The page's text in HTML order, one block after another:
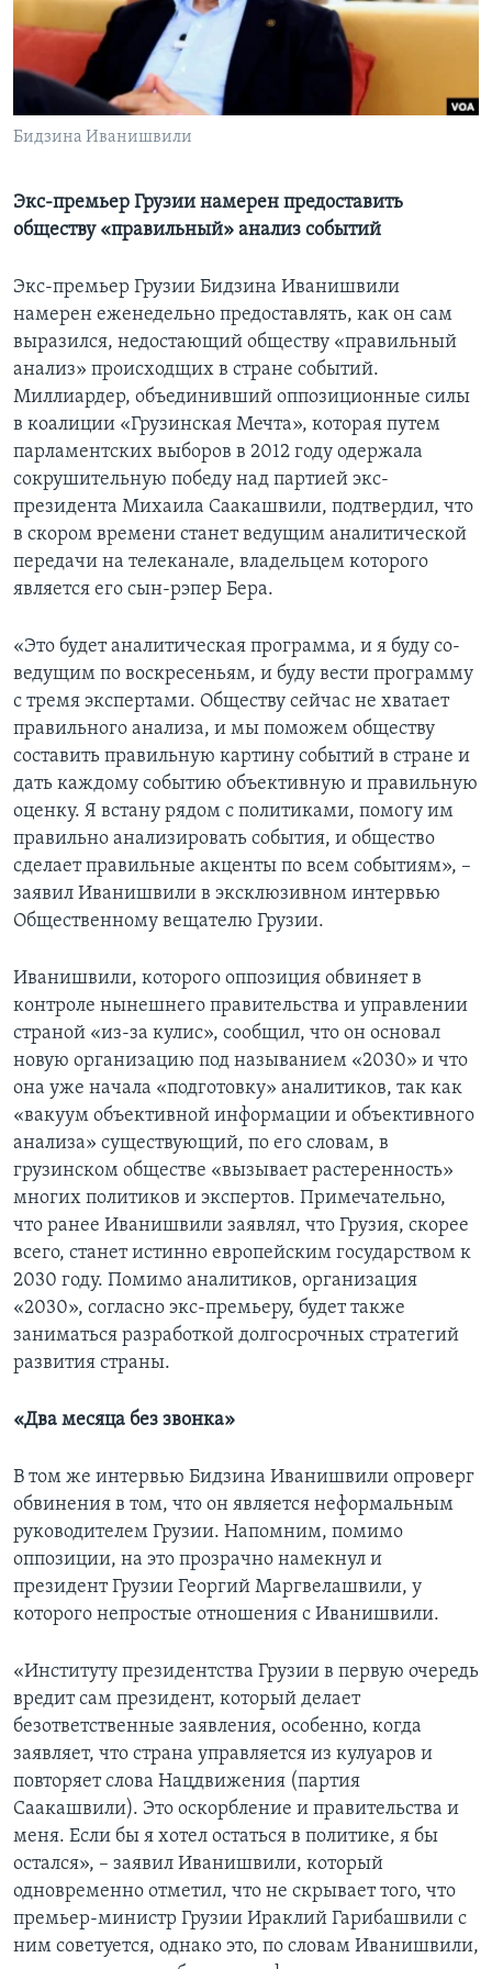
Learning English
СОЦИАЛЬНЫЕ СЕТИ
Языки
Бидзина Иванишвили
Экс-премьер Грузии намерен предоставить
обществу «правильный» анализ событий
Экс-премьер Грузии Бидзина Иванишвили
намерен еженедельно предоставлять, как он сам
выразился, недостающий обществу «правильный
анализ» происходщих в стране событий.
Миллиардер, объединивший оппозиционные силы
в коалиции «Грузинская Мечта», которая путем
парламентских выборов в 2012 году одержала
сокрушительную победу над партией экс-
президента Михаила Саакашвили, подтвердил, что
в скором времени станет ведущим аналитической
передачи на телеканале, владельцем которого
является его сын-рэпер Бера.
«Это будет аналитическая программа, и я буду со-
ведущим по воскресеньям, и буду вести программу
с тремя экспертами. Обществу сейчас не хватает
правильного анализа, и мы поможем обществу
составить правильную картину событий в стране и
дать каждому событию объективную и правильную
оценку. Я встану рядом с политиками, помогу им
правильно анализировать события, и общество
сделает правильные акценты по всем событиям», –
заявил Иванишвили в эксклюзивном интервью
Общественному вещателю Грузии.
Иванишвили, которого оппозиция обвиняет в
контроле нынешнего правительства и управлении
страной «из-за кулис», сообщил, что он основал
новую организацию под называнием «2030» и что
она уже начала «подготовку» аналитиков, так как
«вакуум объективной информации и объективного
анализа» существующий, по его словам, в
грузинском обществе «вызывает растеренность»
многих политиков и экспертов. Примечательно,
что ранее Иванишвили заявлял, что Грузия, скорее
всего, станет истинно европейским государством к
2030 году. Помимо аналитиков, организация
«2030», согласно экс-премьеру, будет также
заниматься разработкой долгосрочных стратегий
развития страны.
«Два месяца без звонка»
В том же интервью Бидзина Иванишвили опроверг
обвинения в том, что он является неформальным
руководителем Грузии. Напомним, помимо
оппозиции, на это прозрачно намекнул и
президент Грузии Георгий Маргвелашвили, у
которого непростые отношения с Иванишвили.
«Институту президентства Грузии в первую очередь
вредит сам президент, который делает
безответственные заявления, особенно, когда
заявляет, что страна управляется из кулуаров и
повторяет слова Нацдвижения (партия
Саакашвили). Это оскорбление и правительства и
меня. Если бы я хотел остаться в политике, я бы
остался», – заявил Иванишвили, который
одновременно отметил, что не скрывает того, что
премьер-министр Грузии Ираклий Гарибашвили с
ним советуется, однако это, по словам Иванишвили,